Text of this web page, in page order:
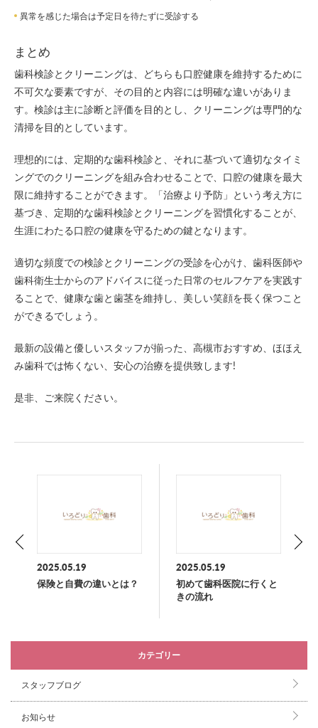
異常を感じた場合は予定日を待たずに受診する
まとめ
歯科検診とクリーニングは、どちらも口腔健康を維持するために
不可欠な要素ですが、その目的と内容には明確な違いがありま
す。検診は主に診断と評価を目的とし、クリーニングは専門的な
清掃を目的としています。
理想的には、定期的な歯科検診と、それに基づいて適切なタイミ
ングでのクリーニングを組み合わせることで、口腔の健康を最大
限に維持することができます。「治療より予防」という考え方に
基づき、定期的な歯科検診とクリーニングを習慣化することが、
生涯にわたる口腔の健康を守るための鍵となります。
適切な頻度での検診とクリーニングの受診を心がけ、歯科医師や
歯科衛生士からのアドバイスに従った日常のセルフケアを実践す
ることで、健康な歯と歯茎を維持し、美しい笑顔を長く保つこと
ができるでしょう。
最新の設備と優しいスタッフが揃った、高槻市おすすめ、ほほえ
み歯科では怖くない、安心の治療を提供致します!
是非、ご来院ください。
2025.05.19
保険と自費の違いとは？
2025.05.19
初めて歯科医院に行くと
きの流れ
カテゴリー
スタッフブログ
お知らせ